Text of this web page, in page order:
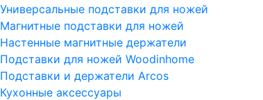
Универсальные подставки для ножей
Магнитные подставки для ножей
Настенные магнитные держатели
Подставки для ножей Woodinhome
Подставки и держатели Arcos
Кухонные аксессуары